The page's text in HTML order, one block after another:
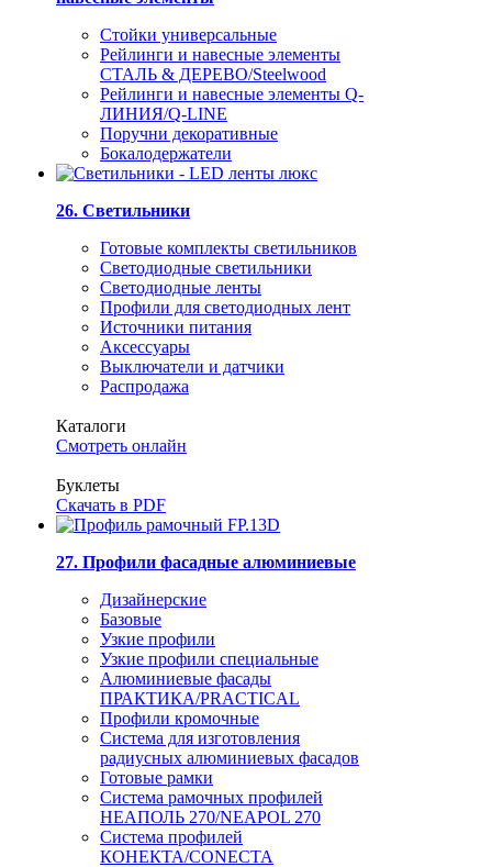
Стойки универсальные
Рейлинги и навесные элементы
СТАЛЬ & ДЕРЕВО/Steelwood
Рейлинги и навесные элементы Q-
ЛИНИЯ/Q-LINE
Поручни декоративные
Бокалодержатели
26. Светильники
Готовые комплекты светильников
Светодиодные светильники
Светодиодные ленты
Профили для светодиодных лент
Источники питания
Аксессуары
Выключатели и датчики
Распродажа
Каталоги
Смотреть онлайн
Буклеты
Скачать в PDF
27. Профили фасадные алюминиевые
Дизайнерские
Базовые
Узкие профили
Узкие профили специальные
Алюминиевые фасады
ПРАКТИКА/PRACTICAL
Профили кромочные
Система для изготовления
радиусных алюминиевых фасадов
Готовые рамки
Система рамочных профилей
НЕАПОЛЬ 270/NEAPOL 270
Система профилей
КОНЕКТА/CONECTA